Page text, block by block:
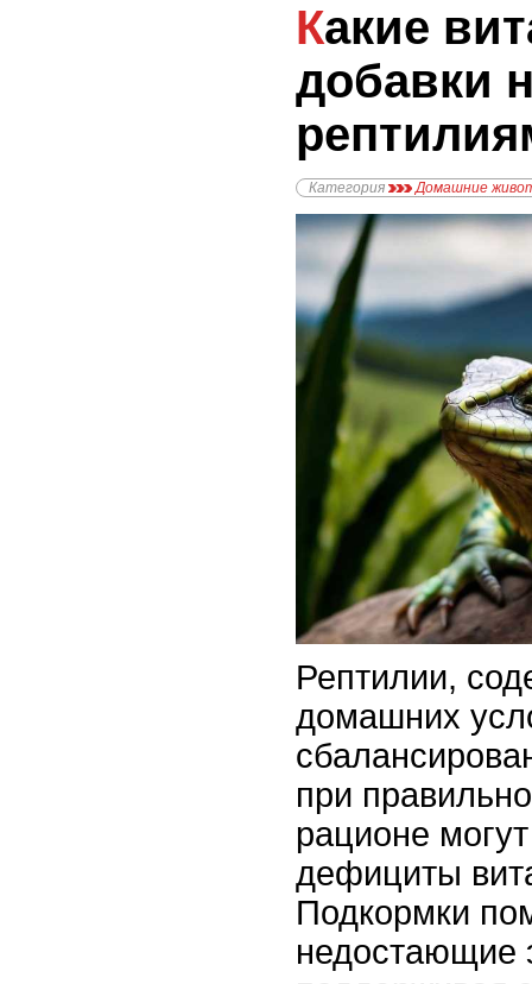
Какие витамины и
добавки
Категория Домашние
Рептилии,
домашних
при
рационе
дефициты
Подкормки
недостающие